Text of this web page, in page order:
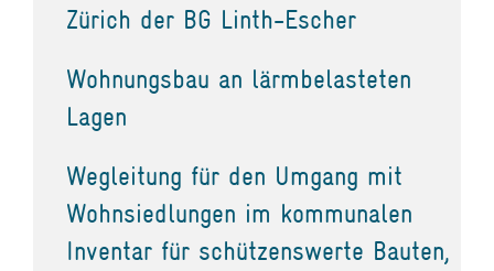
Zürich der BG Linth-Escher
Wohnungsbau an lärmbelasteten
Lagen
Wegleitung für den Umgang mit
Wohnsiedlungen im kommunalen
Inventar für schützenswerte Bauten,